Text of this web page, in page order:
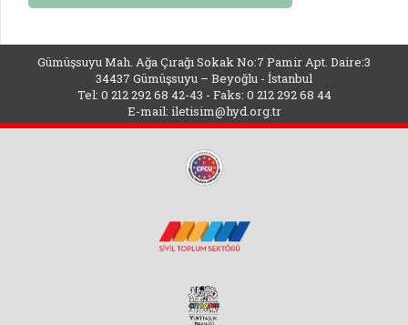
Gümüşsuyu Mah. Ağa Çırağı Sokak No:7 Pamir Apt. Daire:3
34437 Gümüşsuyu – Beyoğlu - İstanbul
Tel: 0 212 292 68 42-43 - Faks: 0 212 292 68 44
E-mail: iletisim@hyd.org.tr